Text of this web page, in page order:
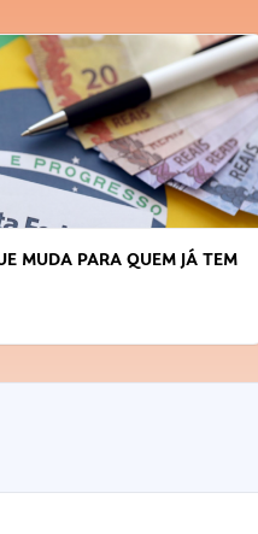
MUDA PARA QUEM JÁ TEM